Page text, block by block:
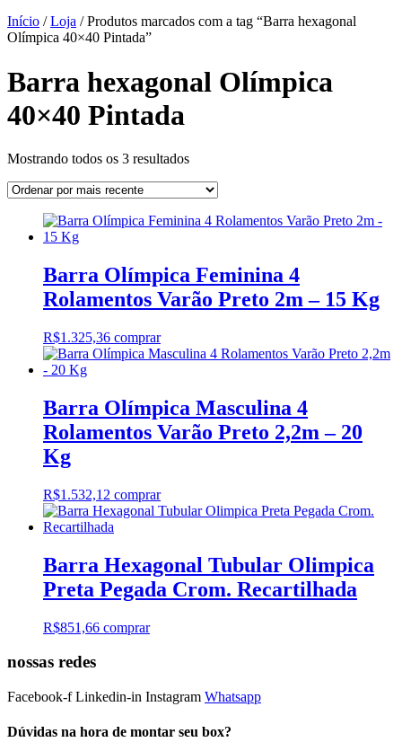
Início /Loja / Produtos marcados com a tag “Barra hexagonal
Olímpica 40×40 Pintada”
Barra hexagonal Olímpica
40×40 Pintada
Mostrando todos os 3 resultadosClassificado
mais
Barra Olímpica Feminina 4
Rolamentos Varão Preto 2m – 15 Kg
R$1.325,36 comprar
Barra Olímpica Masculina 4
Rolamentos Varão Preto 2,2m – 20
Kg
R$1.532,12 comprar
Barra Hexagonal Tubular Olimpica
Preta Pegada Crom. Recartilhada
R$851,66 comprar
nossas redes
Facebook-f Linkedin-in Instagram Whatsapp
Dúvidas na hora de montar seu box?